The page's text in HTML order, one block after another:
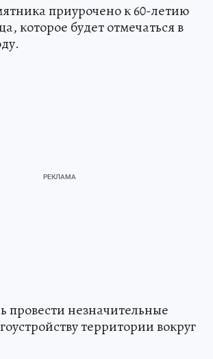
приурочено к 60-летию
которое будет отмечаться в
провести незначительные
территории вокруг